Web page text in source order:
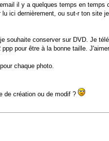
il y a quelques temps en
ici dernièrement, ou sut-r ton site
souhaite conserver sur DVD. Je
pour être à la bonne taille.
chaque photo.
de création ou de modif ?